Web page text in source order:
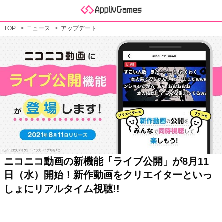
TOP ニュース アップデート
ニコニコ動画の新機能「ライブ公開」が8月11
日（水）開始！新作動画をクリエイターといっ
しょにリアルタイム視聴!!